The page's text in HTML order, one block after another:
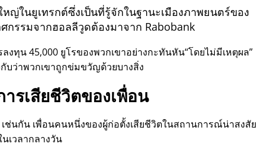
ญ่ในยูเทรกต์ซึ่งเป็นที่รู้จักในฐานะเมืองภาพยนตร์ของ
กรรมจากฮอลลีวูดต้องมาจาก Rabobank
งทุน 45,000 ยูโรของพวกเขาอย่างกะทันหัน โดยไม่มีเหตุผล
บว่าพวกเขาถูกข่มขวัญด้วยบางสิ่ง
ารเสียชีวิตของเพื่อน
ช่นกัน เพื่อนคนหนึ่งของผู้ก่อตั้งเสียชีวิตในสถานการณ์น่าสงสัย
เวลากลางวัน